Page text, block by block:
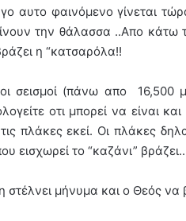
αυτο φαινόμενο γίνεται
την θάλασσα ..Απο κάτω
η “κατσαρόλα!!
σεισμοί (πάνω απο 16,500
οτι μπορεί να είναι
τις πλάκες εκεί. Οι πλάκες
εισχωρεί το “καζάνι” βράζει..
στέλνει μήνυμα και ο Θεός να